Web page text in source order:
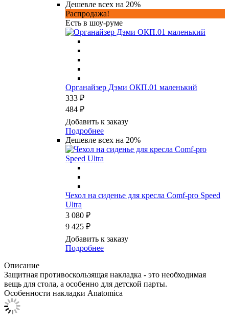
Дешевле всех на 20%
Распродажа!
Есть в шоу-руме
Органайзер Дэми ОКП.01 маленький
333 ₽
484 ₽
Добавить к заказу
Подробнее
Дешевле всех на 20%
Чехол на сиденье для кресла Comf-pro Speed
Ultra
3 080 ₽
9 425 ₽
Добавить к заказу
Подробнее
Описание
Защитная противоскользящая накладка - это необходимая
вещь для стола, а особенно для детской парты.
Особенности накладки Anatomica